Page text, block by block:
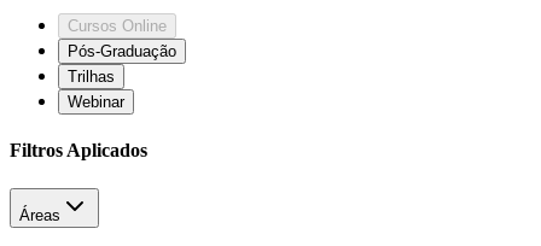
Cursos Online
Pós-Graduação
Trilhas
Webinar
Filtros Aplicados
Áreas